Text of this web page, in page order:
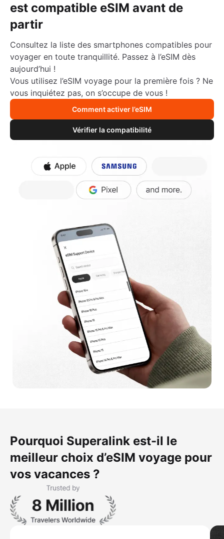
est compatible eSIM avant de
partir
Consultez la liste des smartphones compatibles pour
voyager en toute tranquillité. Passez à l’eSIM dès
aujourd’hui !
Vous utilisez l’eSIM voyage pour la première fois ? Ne
vous inquiétez pas, on s’occupe de vous !
Comment activer l’eSIM
Vérifier la compatibilité
Pourquoi Superalink est-il le
meilleur choix d’eSIM voyage pour
vos vacances ?